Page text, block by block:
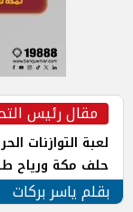
مقال رئيس
لعبة التوازنات
حلف مكة ورياح
بقلم ياسر بركات